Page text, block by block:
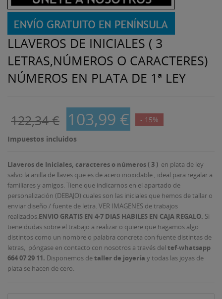
LLAVEROS DE INICIALES ( 3
LETRAS,NÚMEROS O CARACTERES)
NÚMEROS EN PLATA DE 1ª LEY
122,34 € 103,99 € - 15%
Impuestos incluidos
Llaveros de Iniciales, caracteres o números ( 3 ) en plata de ley
salvo la anilla de llaves que es de acero inoxidable , ideal para regalar a
familiares y amigos. Tiene que indicarnos en el apartado de
personalización (DEBAJO) cuales son las iniciales que hemos de tallar o
enviar diseño / fuente de letra. VER IMAGENES de trabajos
realizados. ENVIO GRATIS EN 4-7 DIAS HABILES EN CAJA REGALO. Si
tiene dudas sobre el trabajo a realizar o quiere que hagamos algo
distintos como un nombre o palabra concreta con fuente distintas de
letras, póngase en contacto con nosotros a través del tef-whatsapp
664 07 29 11. Disponemos detaller de joyería y todas las joyas de
plata se hacen de cero.